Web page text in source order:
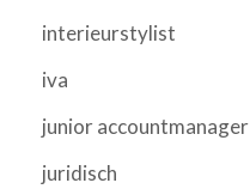
interieurstylist
iva
junior accountmanager
juridisch